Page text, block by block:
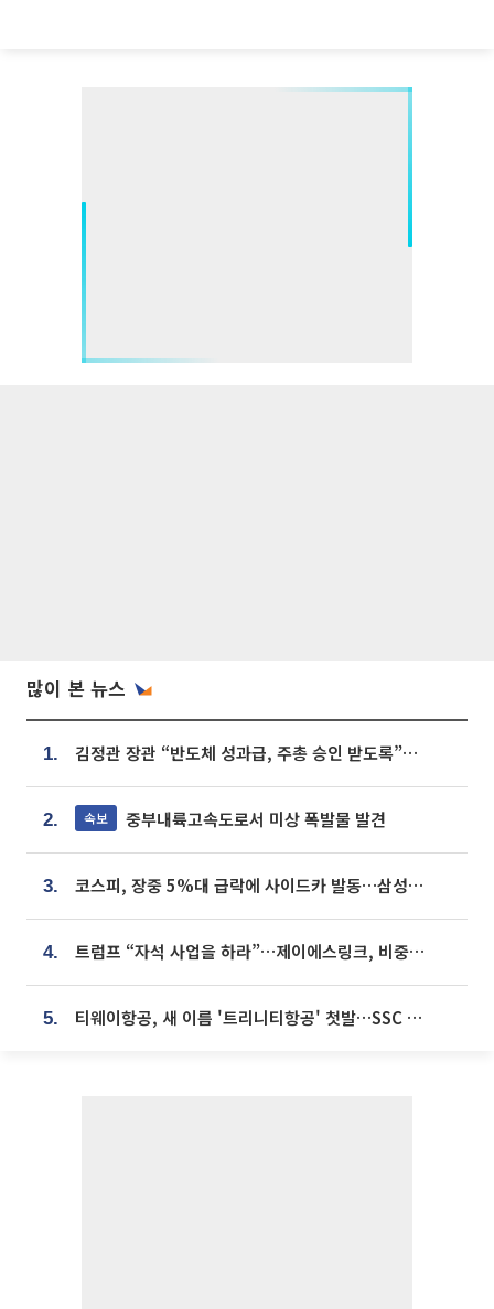
많이 본 뉴스
1. 김정관 장관 “반도체 성과급, 주총 승인 받도록”…상법·자본시장법 개정 시사
2. 속보 중부내륙고속도로서 미상 폭발물 발견
3. 코스피, 장중 5%대 급락에 사이드카 발동…삼성·SK 동반 폭락
4. 트럼프 “자석 사업을 하라”…제이에스링크, 비중국 영구자석 공급망 구축 속도
5. 티웨이항공, 새 이름 '트리니티항공' 첫발…SSC 전략 본격화